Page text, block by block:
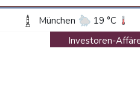
München 19 °C
Potsdam
Investoren-